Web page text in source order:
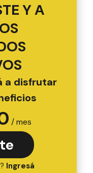
Y A
a disfrutar
/ mes
Ingresá